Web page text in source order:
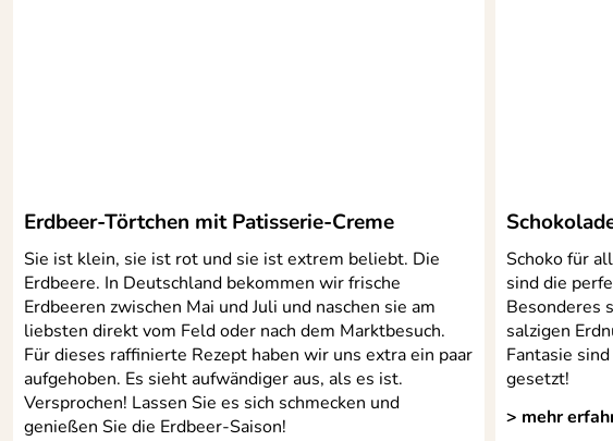
Erdbeer-Törtchen mit Patisserie-Creme
Sie ist klein, sie ist rot und sie ist extrem beliebt. Die
Erdbeere. In Deutschland bekommen wir frische
Erdbeeren zwischen Mai und Juli und naschen sie am
liebsten direkt vom Feld oder nach dem Marktbesuch.
Für dieses raffinierte Rezept haben wir uns extra ein paar
aufgehoben. Es sieht aufwändiger aus, als es ist.
Versprochen! Lassen Sie es sich schmecken und
genießen Sie die Erdbeer-Saison!
Schoko für
sind die
Besonderes
salzigen
Fantasie
gesetzt!
> mehr